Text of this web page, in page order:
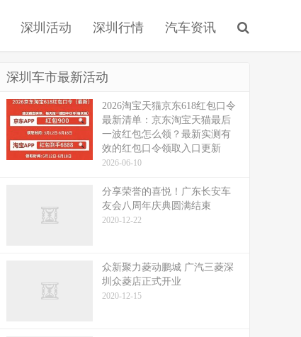
深圳活动 深圳行情 汽车资讯
深圳车市最新活动
2026淘宝天猫京东618红包口令
最新清单：京东淘宝天猫最后
一波红包怎么领？最新实测有
效的红包口令领取入口更新
2026-06-10
分享荣誉的喜悦！广东长安车
友会八周年庆典圆满结束
2020-12-22
众新聚力菱动鹏城 广汽三菱深
圳众菱店正式开业
2020-12-15